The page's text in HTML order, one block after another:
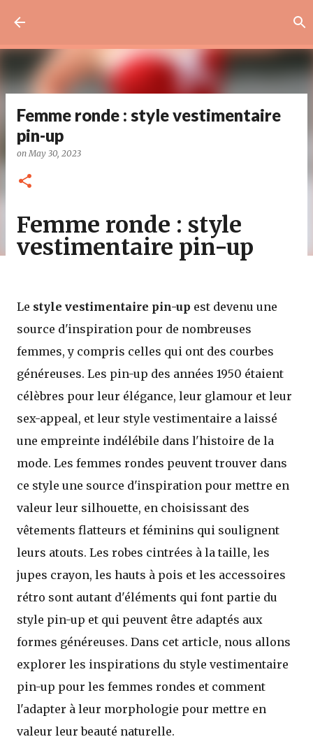
Femme ronde : style vestimentaire
pin-up
onMay 30, 2023
Femme ronde : style
vestimentaire pin-up
Le style vestimentaire pin-up est devenu une
source d'inspiration pour de nombreuses
femmes, y compris celles qui ont des courbes
généreuses. Les pin-up des années 1950 étaient
célèbres pour leur élégance, leur glamour et leur
sex-appeal, et leur style vestimentaire a laissé
une empreinte indélébile dans l'histoire de la
mode. Les femmes rondes peuvent trouver dans
ce style une source d'inspiration pour mettre en
valeur leur silhouette, en choisissant des
vêtements flatteurs et féminins qui soulignent
leurs atouts. Les robes cintrées à la taille, les
jupes crayon, les hauts à pois et les accessoires
rétro sont autant d'éléments qui font partie du
style pin-up et qui peuvent être adaptés aux
formes généreuses. Dans cet article, nous allons
explorer les inspirations du style vestimentaire
pin-up pour les femmes rondes et comment
l'adapter à leur morphologie pour mettre en
valeur leur beauté naturelle.